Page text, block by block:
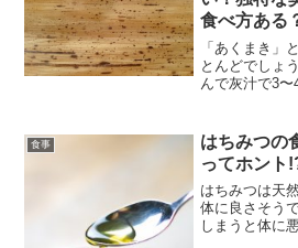
食べ方ある
「あくまき」
とんどでしょ
んで灰汁で3〜
まきは大好き
そってくれる
食事
はちみつの
ってホント
はちみつは天
体に良さそう
しまうと体に